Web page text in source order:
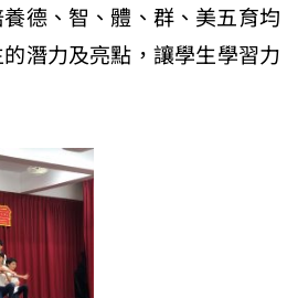
德、智、體、群、美五育均
潛力及亮點，讓學生學習力